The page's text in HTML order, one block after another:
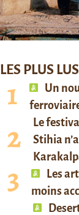
LES PLUS LUS
Un
Le
Stihia
Les
moins